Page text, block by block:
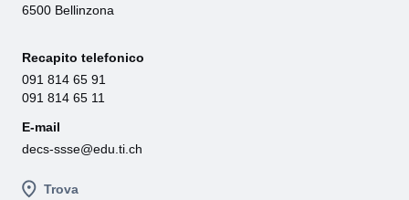
Trova
6500 Bellinzona
Recapito telefonico
091 814 65 91
091 814 65 11
E-mail
decs-ssse@edu.ti.ch